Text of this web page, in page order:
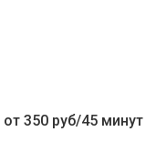
от 350 руб/45 минут